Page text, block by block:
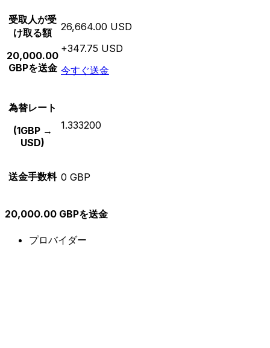
受取人が受
け取る額
20,000.00
GBPを送金
26,664.00 USD
+347.75 USD
今すぐ送金
為替レート
(1GBP →
USD)
1.333200
送金手数料 0 GBP
20,000.00 GBPを送金
プロバイダー